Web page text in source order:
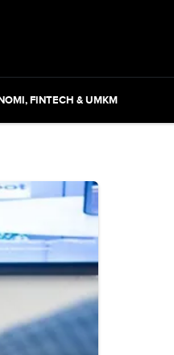
FINTECH & UMKM